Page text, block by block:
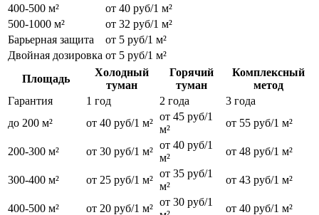
400-500 м²
от 40 руб/1 м²
500-1000 м²
от 32 руб/1 м²
Барьерная защита
от 5 руб/1 м²
Двойная дозировка от 5 руб/1 м²
Площадь
Холодный
туман
Горячий
туман
Комплексный
метод
Гарантия
1 год 2 года
3 года
до 200 м²
от 40 руб/1 м²
от 45 руб/1
м²
от 55 руб/1 м²
200-300 м² от 30 руб/1 м²
от 40 руб/1
м²
от 48 руб/1 м²
300-400 м² от 25 руб/1 м²
от 35 руб/1
м²
от 43 руб/1 м²
400-500 м² от 20 руб/1 м²
от 30 руб/1
от 40 руб/1 м²